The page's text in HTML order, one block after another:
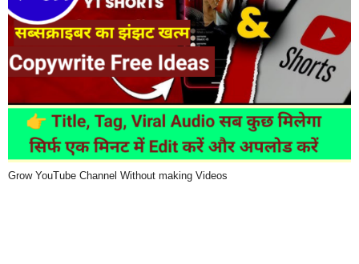
Grow YouTube Channel Without making Videos